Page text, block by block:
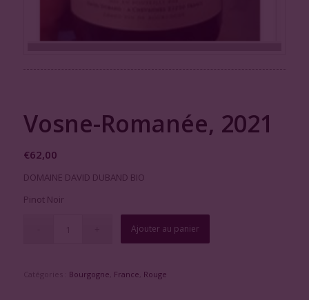
Vosne-Romanée, 2021
€62,00
DOMAINE DAVID DUBAND BIO
Pinot Noir
Ajouter au panier
Bourgogne France Rouge